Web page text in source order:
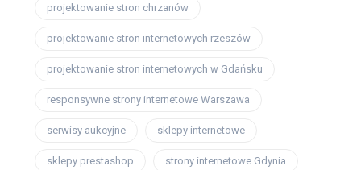
projektowanie stron chrzanów
projektowanie stron internetowych rzeszów
projektowanie stron internetowych w Gdańsku
responsywne strony internetowe Warszawa
serwisy aukcyjne sklepy internetowe
sklepy prestashop strony internetowe Gdynia